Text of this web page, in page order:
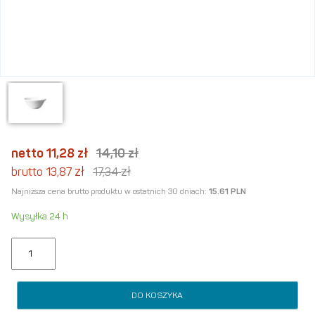
netto 11,28 zł 14,10zł
brutto 13,87 zł 17,34zł
Najniższa cena brutto produktu w ostatnich 30 dniach: 15.61 PLN
Wysyłka 24 h
DO KOSZYKA